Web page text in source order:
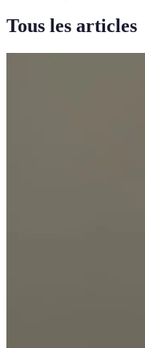
Tous les articles